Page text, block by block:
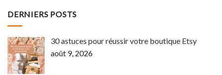
DERNIERS POSTS
30 astuces pour réussir votre boutique Etsy
août 9, 2026